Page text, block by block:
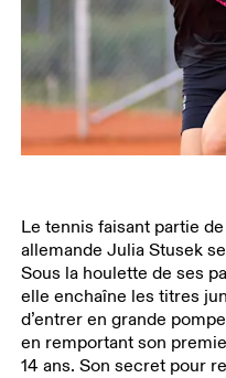
Le tennis faisant partie
allemande Julia Stusek
Sous la houlette de ses
elle enchaîne les titres
d’entrer en grande
en remportant son
14 ans. Son secret pour